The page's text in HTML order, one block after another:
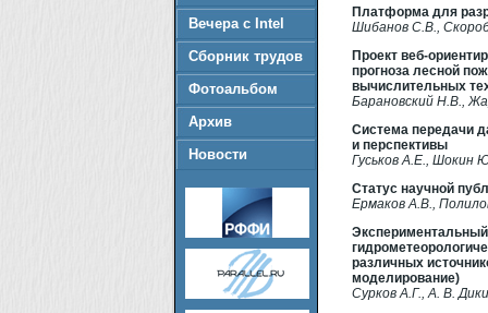
Вечера с Intel
Сборник трудов
Фотоальбом
Архив
Новости
Платформа для
Шибанов С.В.,
Проект веб-
прогноза лесной
вычислительных
Барановский Н.В.,
Система передачи
и перспективы
Гуськов А.Е., Шокин
Статус научной
Ермаков А.В.,
различных
моделирование)
Сурков А.Г., А. В.